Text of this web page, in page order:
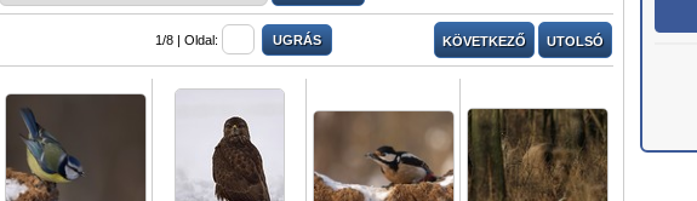
1/8 | Oldal: KÖVETKEZŐ UTOLSÓ